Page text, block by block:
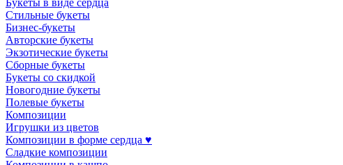
Букеты в виде сердца
Стильные букеты
Бизнес-букеты
Авторские букеты
Экзотические букеты
Сборные букеты
Букеты со скидкой
Новогодние букеты
Полевые букеты
Композиции
Игрушки из цветов
Композиции в форме сердца ♥
Сладкие композиции